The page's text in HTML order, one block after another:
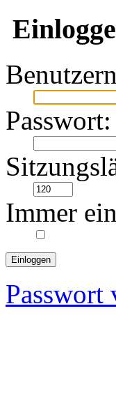
Passwort:
Immer
Passwort